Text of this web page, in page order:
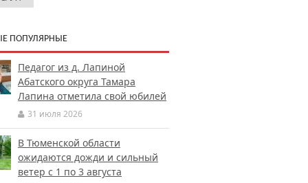
ПОПУЛЯРНЫЕ
Педагог из д. Лапиной
Абатского округа Тамара
Лапина отметила свой юбилей
31 июля 2026
В Тюменской области
ожидаются дожди и сильный
ветер с 1 по 3 августа